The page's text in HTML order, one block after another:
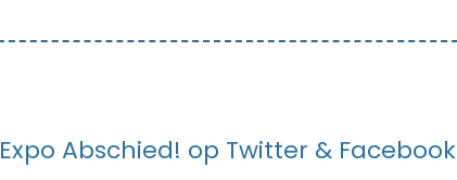
Expo Abschied! op Twitter & Facebook